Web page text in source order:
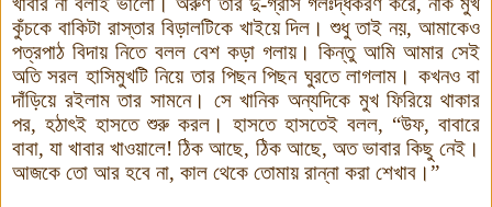
কুঁচকে বাকিটা রাস্তার বিড়ালটিকে খাইয়ে দিল । শুধু তাই নয়,আমাকেও
পত্রপাঠ বিদায় নিতে বলল বেশ কড়া গলায়। কিন্তু আমি আমার সেই
অতি সরল হাসিমুখটি নিয়ে তার পিছন পিছন ঘুরতে লাগলাম । কখনও বা
দাঁড়িয়ে রইলাম তার সামনে। সে খানিক অন্যদিকে মুখ ফিরিয়ে থাকার
পর, হঠাৎই হাসতে শুরু করল । হাসতে হাসতেই বলল, “উফ, বাবারে
বাবা,যা খাবার খাওয়ালে!ঠিক আছে, ঠিক আছে, অত ভাবার কিছু নেই ।
আজকে তো আর হবে না, কাল থেকে তোমায় রান্না করা শেখাব ।”